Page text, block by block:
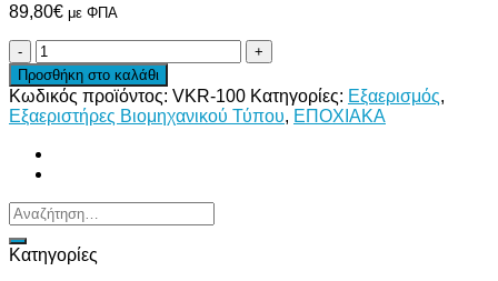
89,80€ με ΦΠΑ
ΦΥΓΟΚΕΝΤΡΙΚΟΣ
ΕΞΑΕΡΙΣΤΗΡΑΣ
ΑΓΩΓΟΥ
Centrifugal
Duct
Fan
ποσότητα
Προσθήκη στο καλάθι
Κωδικός προϊόντος: VKR-100 Κατηγορίες: Εξαερισμός,
Εξαεριστήρες Βιομηχανικού Τύπου, ΕΠΟΧΙΑΚΑ
Αναζήτηση
για:
Κατηγορίες